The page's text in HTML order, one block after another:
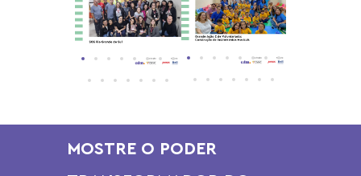
MOSTRE O PODER